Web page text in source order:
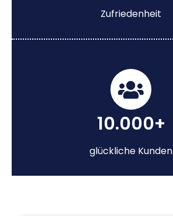
Zufriedenheit
10.000+
glückliche Kunden